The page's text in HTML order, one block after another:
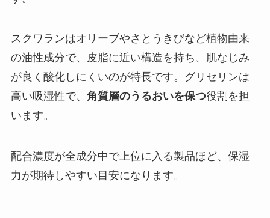
スクワランはオリーブやさとうきびなど植物由来
の油性成分で、皮脂に近い構造を持ち、肌なじみ
が良く酸化しにくいのが特長です。グリセリンは
高い吸湿性で、 角質層のうるおいを保つ役割を担
います。
配合濃度が全成分中で上位に入る製品ほど、保湿
力が期待しやすい目安になります。